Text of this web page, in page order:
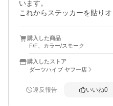
います。
これからステッカーを貼り
購入した商品
F/F、カラー/スモーク
購入したストア
ダーツハイブ ヤフー店
違反報告 いいね0